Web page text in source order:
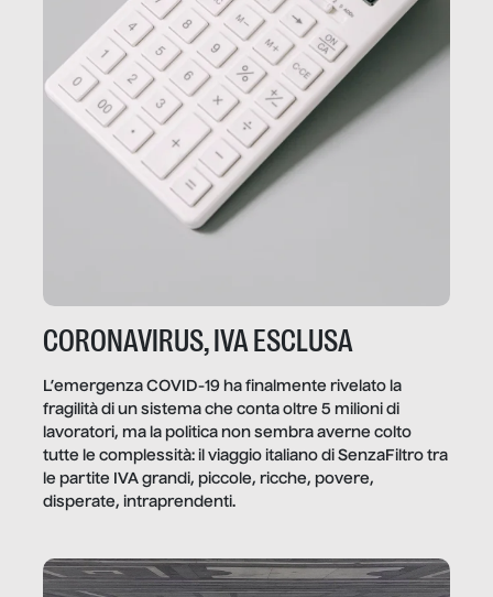
CORONAVIRUS, IVA ESCLUSA
L’emergenza COVID-19 ha finalmente rivelato la
fragilità di un sistema che conta oltre 5 milioni di
lavoratori, ma la politica non sembra averne colto
tutte le complessità: il viaggio italiano di SenzaFiltro tra
le partite IVA grandi, piccole, ricche, povere,
disperate, intraprendenti.